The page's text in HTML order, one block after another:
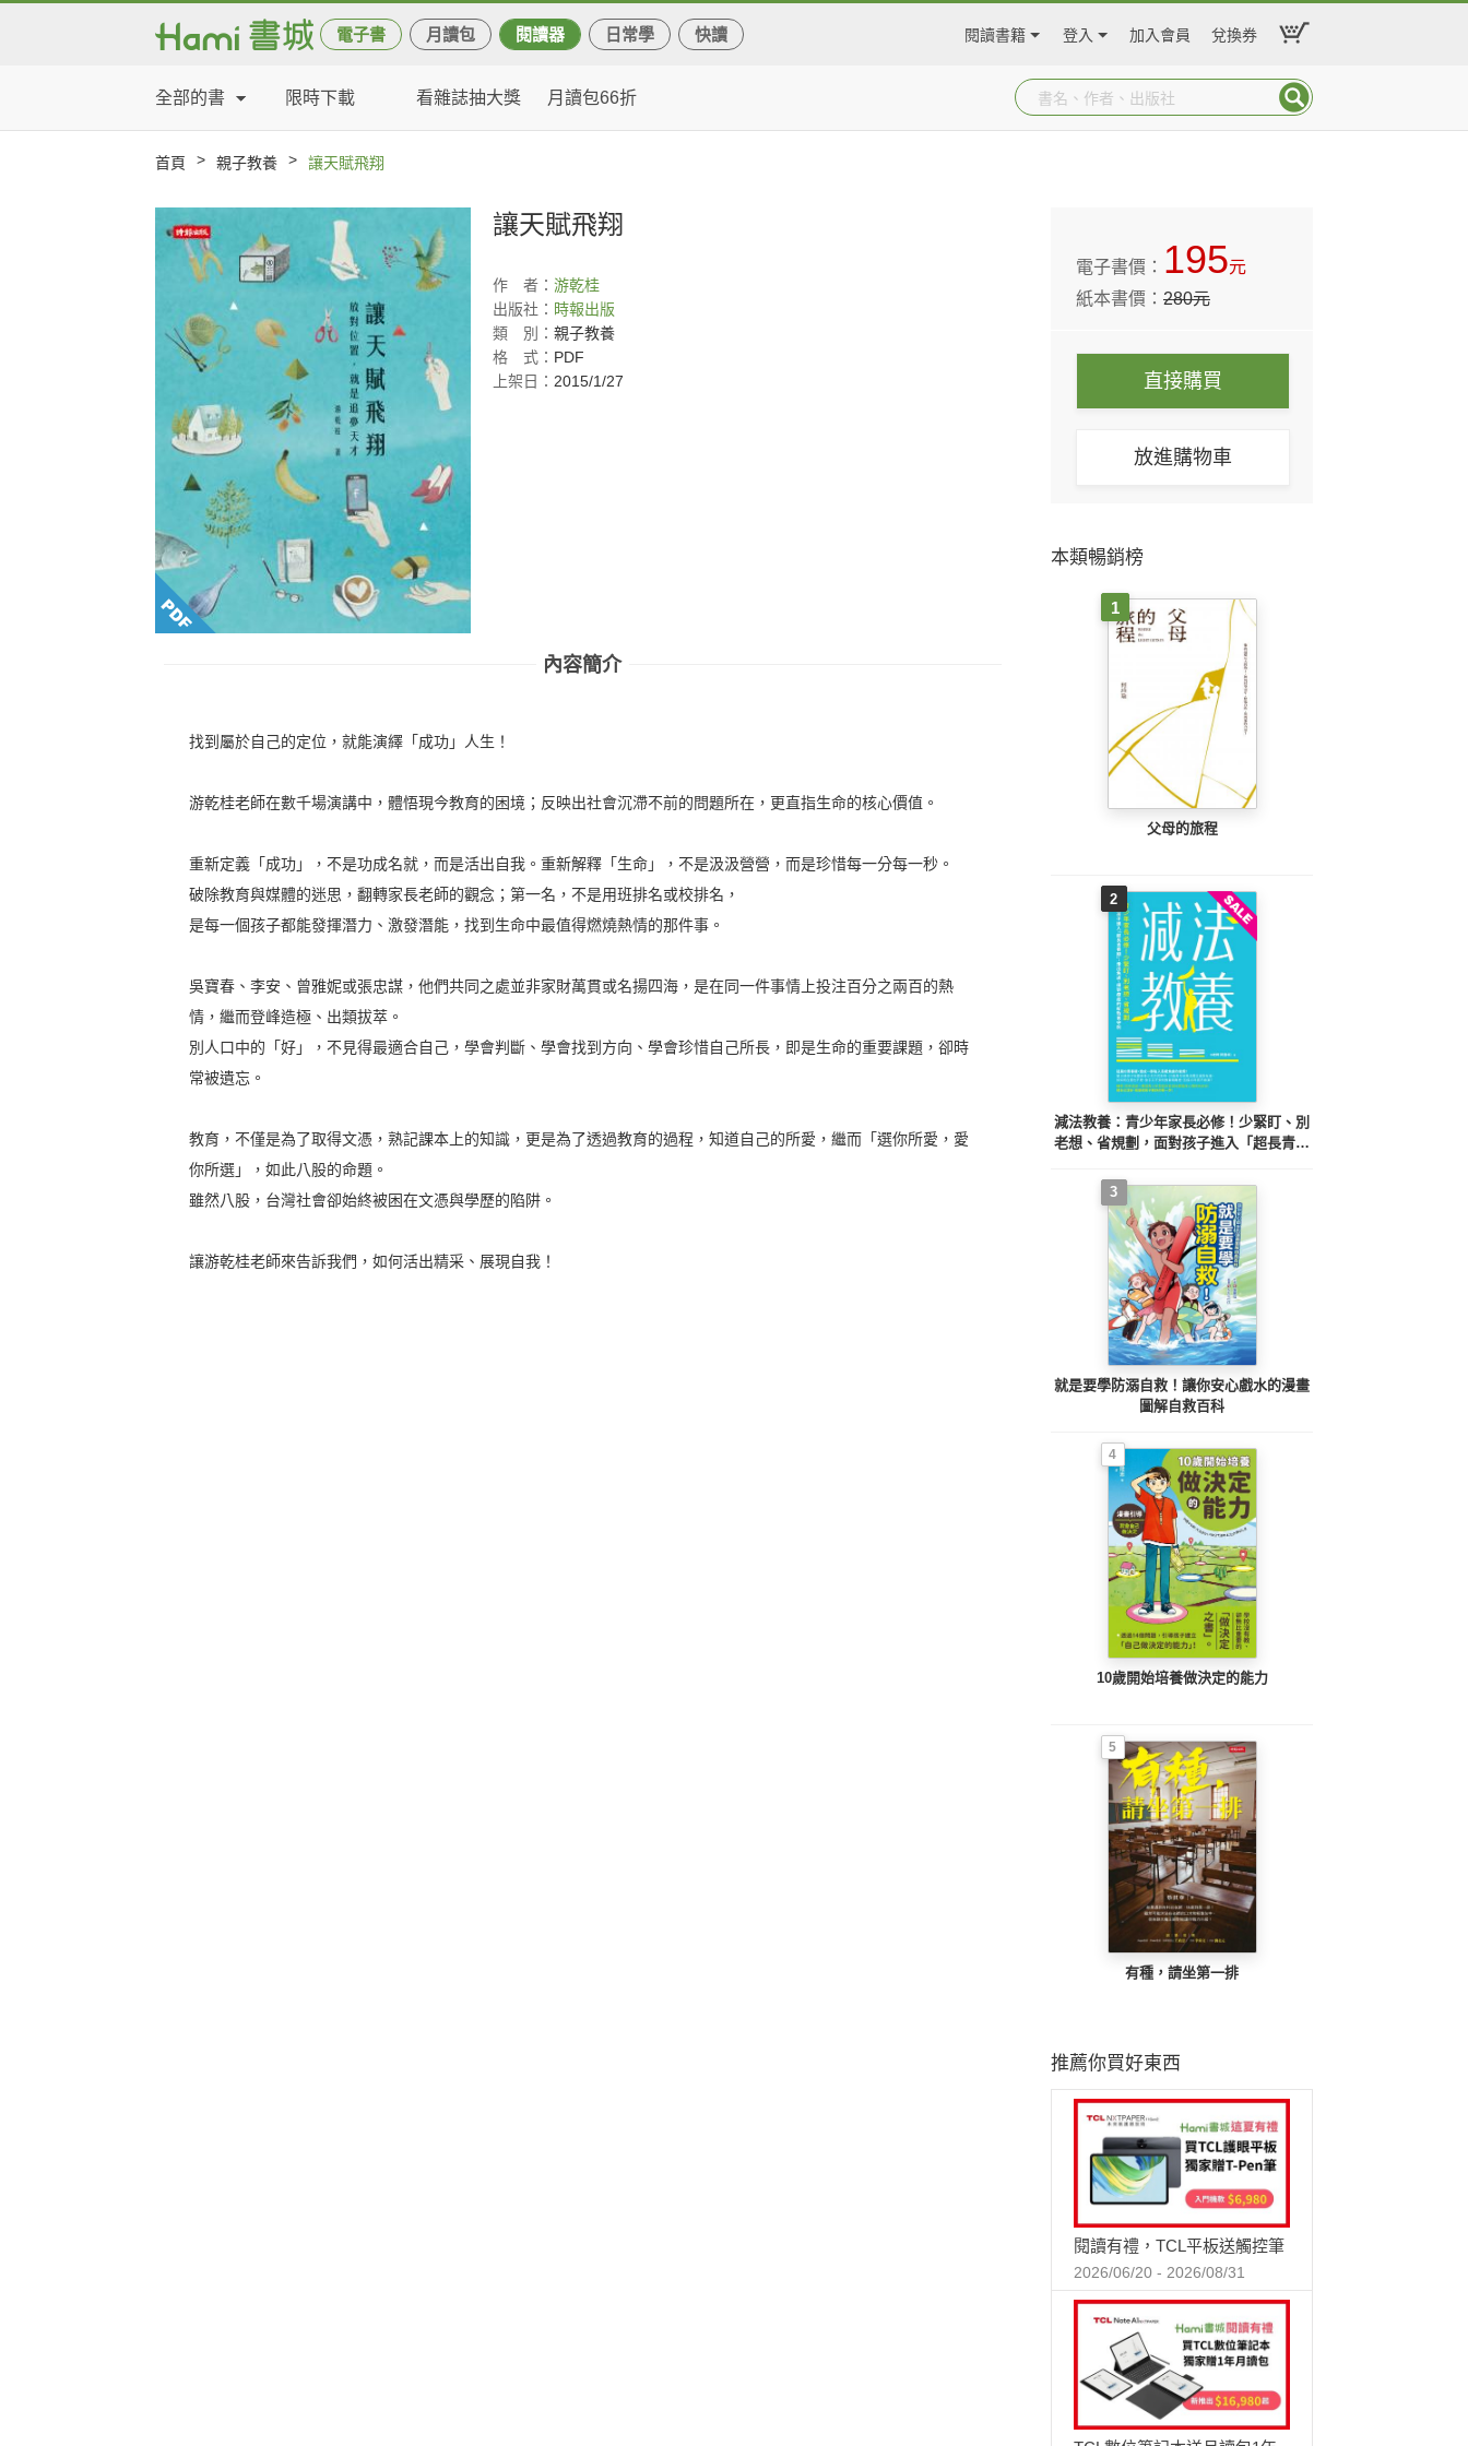
電子書 月讀包 閱讀器 日常學 快讀 閱讀書籍 登入 加入會員 兌換券
全部的書 限時下載 看雜誌抽大獎 月讀包66折
首頁 > 親子教養 > 讓天賦飛翔
讓天賦飛翔
作 者： 游乾桂
出版社： 時報出版
類
別： 親子教養
格
式： PDF
上架日： 2015/1/27
內容簡介
找到屬於自己的定位，就能演繹「成功」人生！
游乾桂老師在數千場演講中，體悟現今教育的困境；反映出社會沉滯不前的問題所在，更直指生命的核心價值。
重新定義「成功」，不是功成名就，而是活出自我。重新解釋「生命」，不是汲汲營營，而是珍惜每一分每一秒。
破除教育與媒體的迷思，翻轉家長老師的觀念；第一名，不是用班排名或校排名，
是每一個孩子都能發揮潛力、激發潛能，找到生命中最值得燃燒熱情的那件事。
吳寶春、李安、曾雅妮或張忠謀，他們共同之處並非家財萬貫或名揚四海，是在同一件事情上投注百分之兩百的熱
情，繼而登峰造極、出類拔萃。
別人口中的「好」，不見得最適合自己，學會判斷、學會找到方向、學會珍惜自己所長，即是生命的重要課題，卻時
常被遺忘。
教育，不僅是為了取得文憑，熟記課本上的知識，更是為了透過教育的過程，知道自己的所愛，繼而「選你所愛，愛
你所選」，如此八股的命題。
雖然八股，台灣社會卻始終被困在文憑與學歷的陷阱。
讓游乾桂老師來告訴我們，如何活出精采、展現自我！
電子書價： 195元
紙本書價：280元
直接購買
放進購物車
本類暢銷榜
1
父母的旅程
2
減法教養：青少年家長必修！少緊盯、別
老想、省規劃，面對孩子進入「超長青春
3
就是要學防溺自救！讓你安心戲水的漫畫
圖解自救百科
4
10歲開始培養做決定的能力
5
有種，請坐第一排
推薦你買好東西
閱讀有禮，TCL平板送觸控筆
2026/06/20 - 2026/08/31